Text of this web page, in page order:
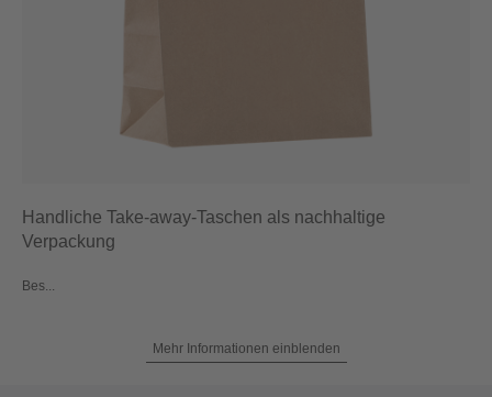
Handliche Take-away-Taschen als nachhaltige
Verpackung
Bes...
Mehr Informationen einblenden